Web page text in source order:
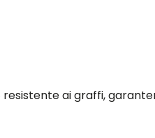
ai graffi,